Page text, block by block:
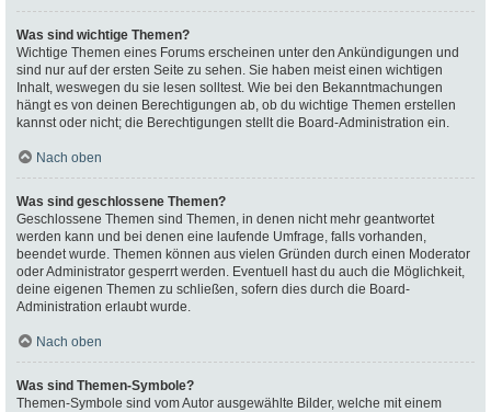
Was sind wichtige Themen?
Wichtige Themen eines Forums erscheinen unter den Ankündigungen und
sind nur auf der ersten Seite zu sehen. Sie haben meist einen wichtigen
Inhalt, weswegen du sie lesen solltest. Wie bei den Bekanntmachungen
hängt es von deinen Berechtigungen ab, ob du wichtige Themen erstellen
kannst oder nicht; die Berechtigungen stellt die Board-Administration ein.
Nach oben
Was sind geschlossene Themen?
Geschlossene Themen sind Themen, in denen nicht mehr geantwortet
werden kann und bei denen eine laufende Umfrage, falls vorhanden,
beendet wurde. Themen können aus vielen Gründen durch einen Moderator
oder Administrator gesperrt werden. Eventuell hast du auch die Möglichkeit,
deine eigenen Themen zu schließen, sofern dies durch die Board-
Administration erlaubt wurde.
Nach oben
Was sind Themen-Symbole?
Themen-Symbole sind vom Autor ausgewählte Bilder, welche mit einem